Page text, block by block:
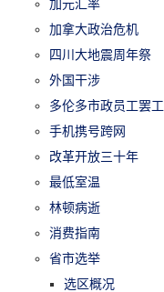
加元汇率
加拿大政治危机
四川大地震周年祭
外国干涉
多伦多市政员工罢工
手机携号跨网
改革开放三十年
最低室温
林顿病逝
消费指南
省市选举
选区概况